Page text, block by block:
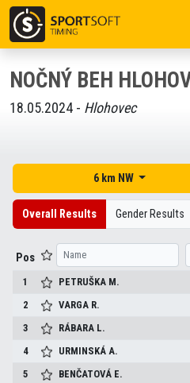
NOČNÝ BEH
18.05.2024 - Hlohovec
6 km NW
Overall Results Gender Results
Pos
1 PETRUŠKA M.
2
VARGA R.
3
RÁBARA L.
4
URMINSKÁA.
5
BENČATOVÁ E.